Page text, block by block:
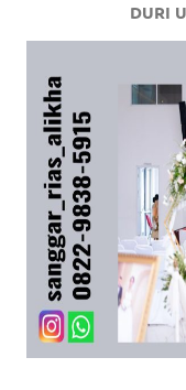
DURI